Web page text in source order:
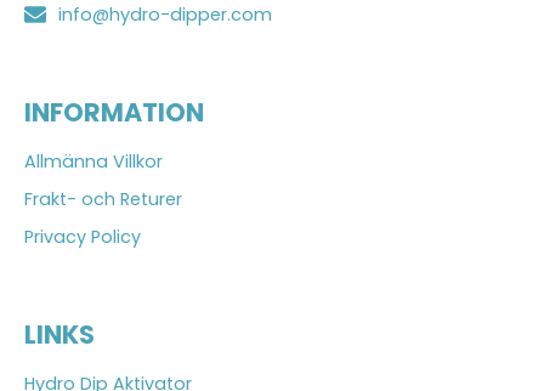
info@hydro-dipper.com
INFORMATION
Allmänna Villkor
Frakt- och Returer
Privacy Policy
LINKS
Hydro Dip Aktivator